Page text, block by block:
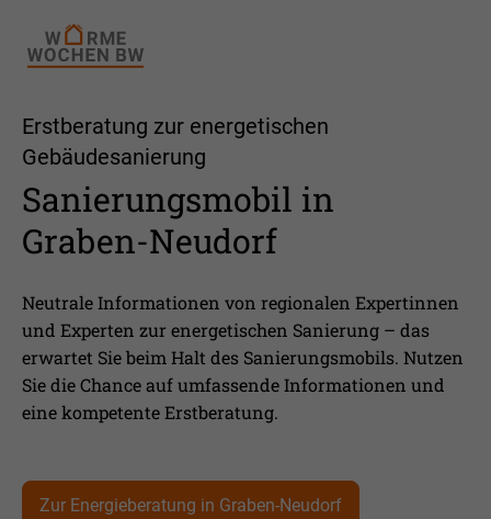
Erstberatung zur energetischen
Gebäudesanierung
Sanierungsmobil in
Graben-Neudorf
Neutrale Informationen von regionalen Expertinnen
und Experten zur energetischen Sanierung – das
erwartet Sie beim Halt des Sanierungsmobils. Nutzen
Sie die Chance auf umfassende Informationen und
eine kompetente Erstberatung.
Zur Energieberatung in Graben-Neudorf